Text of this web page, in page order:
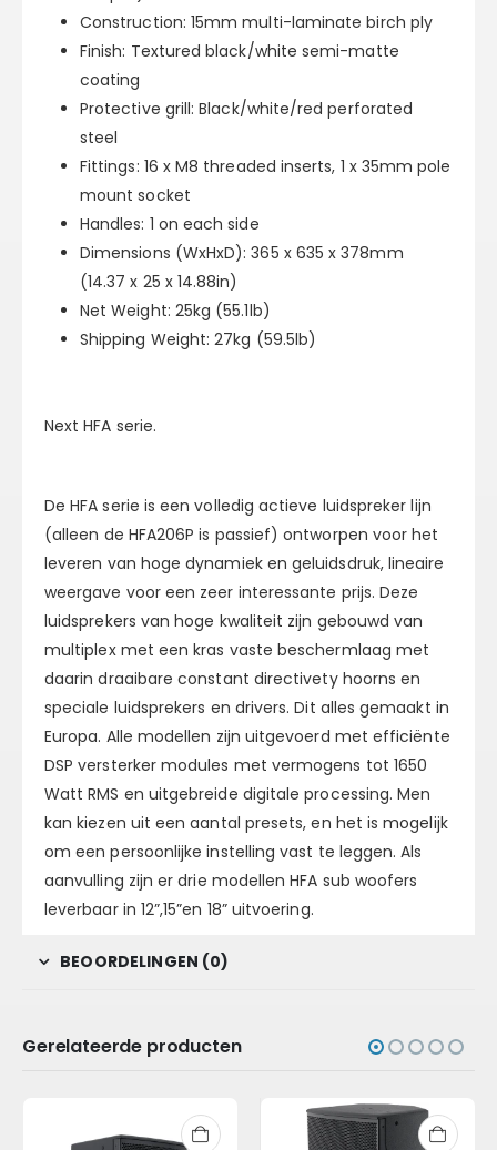
Construction: 15mm multi-laminate birch ply
Finish: Textured black/white semi-matte
coating
Protective grill:Black/white/red perforated
steel
Fittings: 16 x M8 threaded inserts, 1 x 35mm pole
mount socket
Handles: 1 on each side
Dimensions (WxHxD):365 x 635 x 378mm
(14.37 x 25 x 14.88in)
Net Weight: 25kg (55.1lb)
Shipping Weight:27kg (59.5lb)
Next HFA serie.
De HFA serie is een volledig actieve luidspreker lijn
(alleen de HFA206P is passief) ontworpen voor het
leveren van hoge dynamiek en geluidsdruk, lineaire
weergave voor een zeer interessante prijs. Deze
luidsprekers van hoge kwaliteit zijn gebouwd van
multiplex met een kras vaste beschermlaag met
daarin draaibare constant directivety hoorns en
speciale luidsprekers en drivers. Dit alles gemaakt in
Europa. Alle modellen zijn uitgevoerd met efficiënte
DSP versterker modules met vermogens tot 1650
Watt RMS en uitgebreide digitale processing. Men
kan kiezen uit een aantal presets, en het is mogelijk
om een persoonlijke instelling vast te leggen. Als
aanvulling zijn er drie modellen HFA sub woofers
leverbaar in 12”,15”en 18” uitvoering.
BEOORDELINGEN (0)
Gerelateerde producten